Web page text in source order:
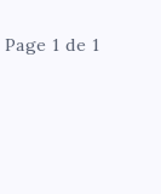
Page 1 de 1